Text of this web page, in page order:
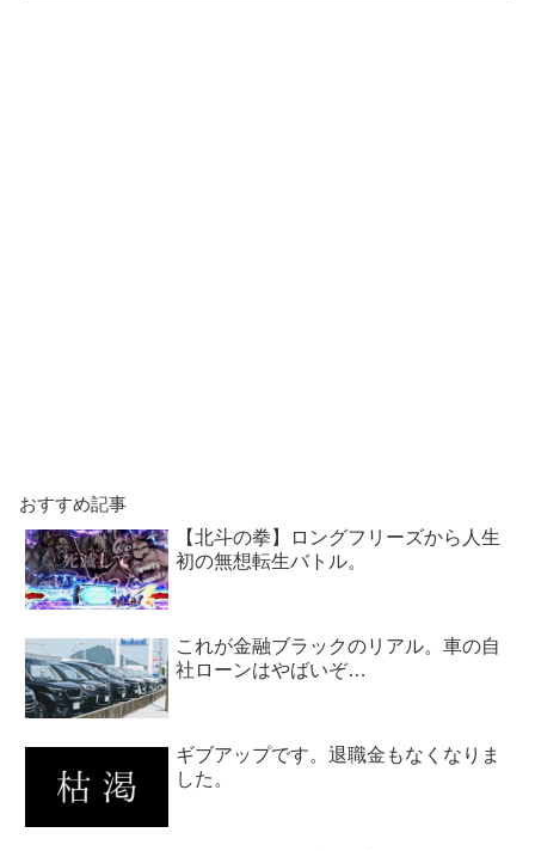
おすすめ記事
【北斗の拳】ロングフリーズから人生
初の無想転生バトル。
これが金融ブラックのリアル。車の自
社ローンはやばいぞ…
ギブアップです。退職金もなくなりま
した。